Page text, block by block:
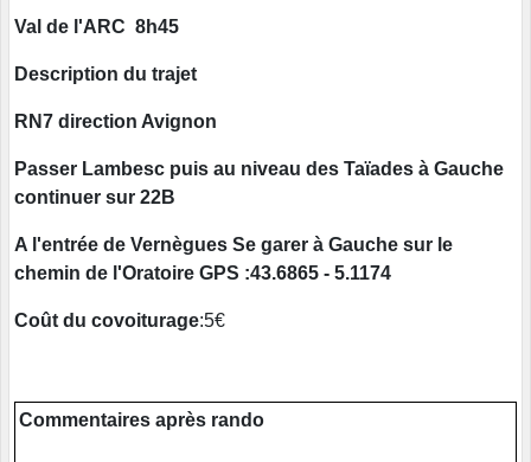
Val de l'ARC 8h45
Description du trajet
RN7 direction Avignon
Passer Lambesc puis au niveau des Taïades à Gauche
continuer sur 22B
A l'entrée de Vernègues Se garer à Gauche sur le
chemin de l'Oratoire GPS :43.6865 - 5.1174
Coût du covoiturage:5€
Commentaires après rando